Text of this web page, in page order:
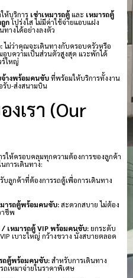
ให้บริการ เช่าเหมารถตู้และ เหมารถตู้
ถูกโปร่งใส ไม่มีค่าใช้จ่ายแอบแฝง
ทางได้อย่างลงตัว
ไม่ว่าคุณจะเดินทางกับครอบครัวหรือ
อบความเป็นส่วนตัวสูงสุด แวะพักได้
ร์ใหญ่
จ้างพร้อมคนขับที่พร้อมให้บริการทั้งงาน
รับ-ส่งสนามบิน
เรา (Our
ให้ครอบคลุมทุกความต้องการของลูกค้า
ารเดินทาง:
บลูกค้าที่ต้องการรถตู้เพื่อการเดินทาง
ารถตู้พร้อมคนขับ:สะดวกสบาย ไม่ต้อง
าชีพ
/ เหมารถตู้ VIP พร้อมคนขับ: ยกระดับ
เบาะใหญ่ กว้างขวาง นั่งสบายตลอด
ถตู้พร้อมคนขับ:สำหรับการเดินทาง
เหมาจ่ายในราคาพิเศษ